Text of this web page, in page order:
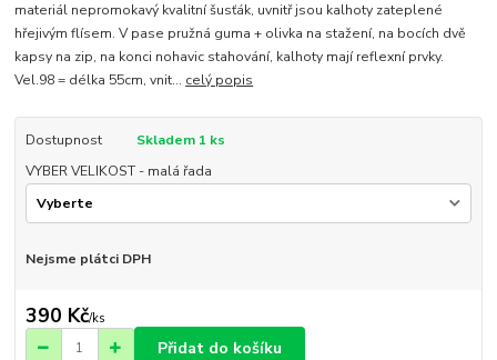
materiál nepromokavý kvalitní šusťák, uvnitř jsou kalhoty zateplené
hřejivým flísem. V pase pružná guma + olivka na stažení, na bocích dvě
kapsy na zip, na konci nohavic stahování, kalhoty mají reflexní prvky.
Vel.98 = délka 55cm, vnit... celý popis
Dostupnost
Skladem 1 ks
VYBER VELIKOST - malá řada
Nejsme plátci DPH
390 Kč/ks
Přidat do košíku